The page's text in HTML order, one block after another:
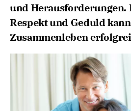
und Herausforderungen.
Respekt und Geduld
Zusammenleben